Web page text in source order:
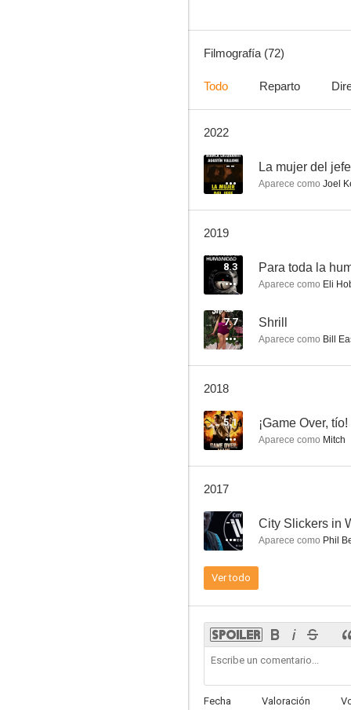
Los próximos tres días
5.1
¡Game Over, tío!
8.5
8.2
Filmografía (72)
Todo Reparto
2022
-- La mujer del jefe
Aparece como Joel
2019
8.3 Para toda la
Aparece como Eli
7.7 Shrill
Aparece como Bill
2018
5.1 ¡Game Over, tío!
Aparece como Mitch
2017
-- City Slickers in
Aparece como Phil
Ver todo
Fecha Valoración